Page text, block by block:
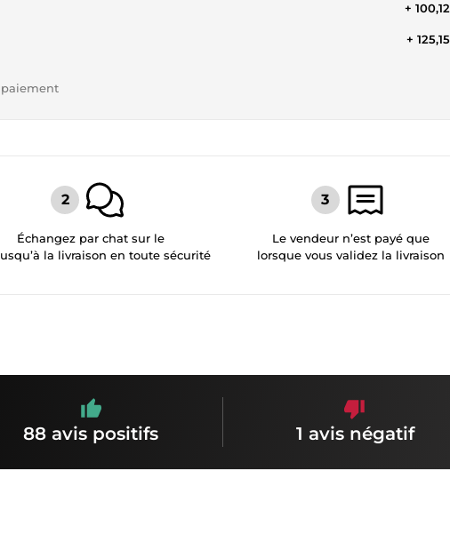
+
+
Échangez par chat sur le
la livraison en toute sécurité
Le vendeur n’est payé que
lorsque vous validez la livraison
88 avis positifs 1 avis négatif